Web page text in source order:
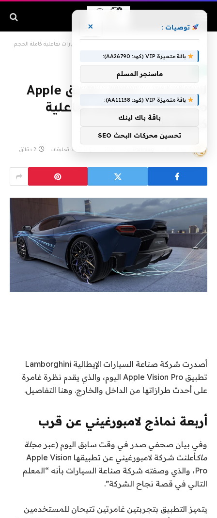
لامبورجيني تطلق تطبيق Apple
Vision Pro بسيارات تفاعلية
كاملة الحجم
لا توجد تعليقات 2 دقائق
أصدرت شركة صناعة السيارات الإيطالية Lamborghini
تطبيق Apple Vision Pro اليوم، والذي يقدم نظرة غامرة
على أحدث طرازاتها من الداخل والخارج. وهنا التفاصيل.
أربعة نماذج لامبورغيني عن قرب
وفي بيان صحفي صدر في وقت سابق اليوم (عبر مجلة
ماك
أعلنت شركة لامبورغيني عن تطبيقها Apple Vision
Pro، والذي وصفته شركة صناعة السيارات بأنه “المعلم
التالي في قصة نجاح الشركة”.
يتميز التطبيق بتجربتين غامرتين تتيحان للمستخدمين
توصيات : ×
باقة متميزة VIP (كود: AA26790):
ماسنجر المسلم
باقة متميزة VIP (كود: AA11138):
باقة باك لينك
تحسين محركات البحث SEO